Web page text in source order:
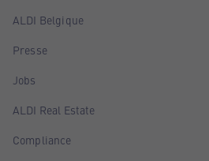
ALDI Belgique
Presse
Jobs
ALDI Real Estate
Compliance